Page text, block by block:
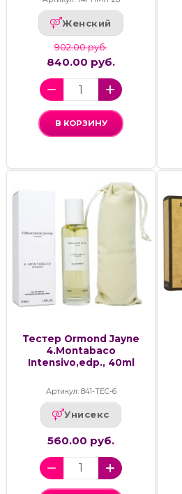
Женский
902.00 руб.
840.00 руб.
В КОРЗИНУ
Тестер Ormond Jayne
4.Montabaco
Intensivo,edp., 40ml
Артикул: 841-ТЕС-6
Унисекс
560.00 руб.